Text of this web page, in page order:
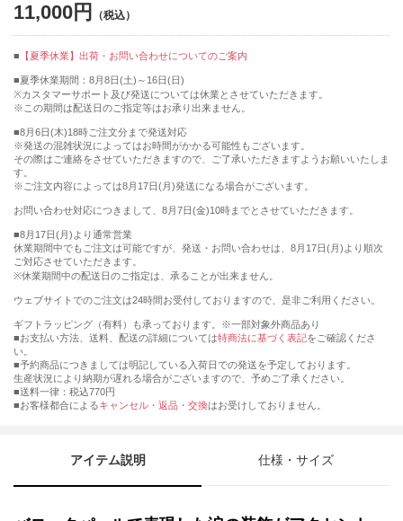
11,000円
【夏季休業】出荷・お問い合わせについてのご案内
■夏季休業期間：8月8日(土)～16日(日)
※カスタマーサポート及び発送については休業とさせていただきます。
※この期間は配送日のご指定等はお承り出来ません。
■8月6日(木)18時ご注文分まで発送対応
※発送の混雑状況によってはお時間がかかる可能性もございます。
その際はご連絡をさせていただきますので、ご了承いただきますようお願いいたしま
す。
※ご注文内容によっては8月17日(月)発送になる場合がございます。
お問い合わせ対応につきまして、8月7日(金)10時までとさせていただきます。
■8月17日(月)より通常営業
休業期間中でもご注文は可能ですが、発送・お問い合わせは、8月17日(月)より順次
ご対応させていただきます。
※休業期間中の配送日のご指定は、承ることが出来ません。
ウェブサイトでのご注文は24時間お受付しておりますので、是非ご利用ください。
ギフトラッピング（有料）も承っております。※一部対象外商品あり
■お支払い方法、送料、配送の詳細については特商法に基づく表記をご確認くださ
い。
■予約商品につきましては明記している入荷日での発送を予定しております。
生産状況により納期が遅れる場合がございますので、予めご了承ください。
■送料一律：税込770円
■お客様都合によるキャンセル・返品・交換はお受けしておりません。
アイテム説明 仕様・サイズ